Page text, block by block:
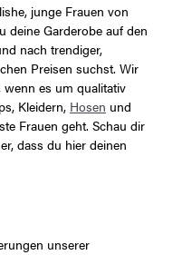
junge Frauen von
deine Garderobe auf den
nach trendiger,
Preisen suchst. Wir
wenn es um qualitativ
Kleidern, Hosen und
Frauen geht. Schau dir
dass du hier deinen
unserer